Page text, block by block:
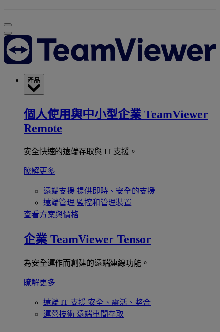
產品
個人使用與中小型企業 TeamViewer
Remote
安全快速的遠端存取與 IT 支援。
瞭解更多
遠端支援 提供即時、安全的支援
遠端管理 監控和管理裝置
查看方案與價格
企業 TeamViewer Tensor
為安全運作而創建的遠端連線功能。
瞭解更多
遠端 IT 支援 安全、靈活、整合
運營技術 遠端車間存取